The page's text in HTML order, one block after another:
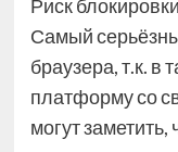
Риск
Самый
браузера, т.к. в
платформу со
могут заметить,